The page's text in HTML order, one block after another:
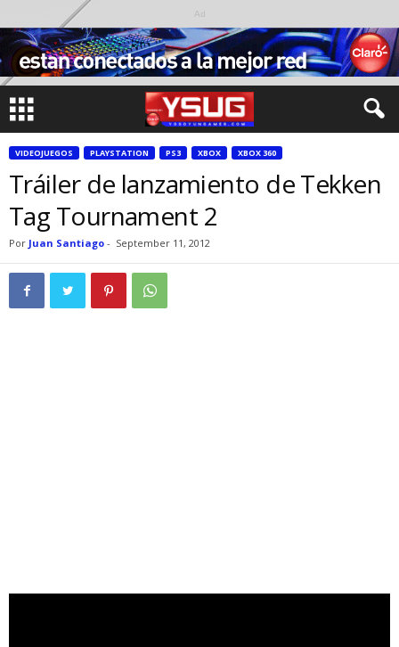
Ad
VIDEOJUEGOS PLAYSTATION PS3 XBOX XBOX 360
Tráiler de lanzamiento de Tekken
Tag Tournament 2
Por Juan Santiago - September 11, 2012